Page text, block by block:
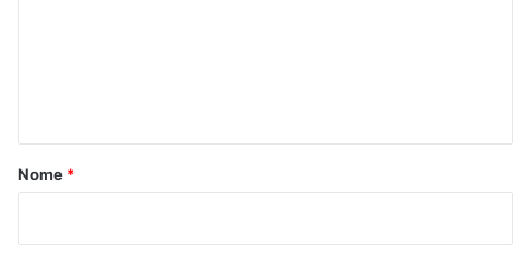
o
Nome *